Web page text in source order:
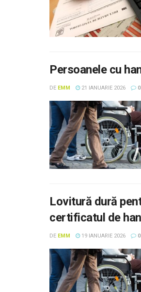
Persoanele cu
DE EMM 21 IANUARIE 2026 0
Lovitură dură
certificatul de
DE EMM 19 IANUARIE 2026 0